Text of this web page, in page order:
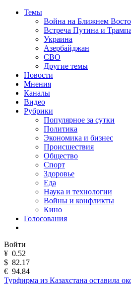
Темы
Война на Ближнем
Встреча Путина и
Украина
Азербайджан
СВО
Другие темы
Новости
Мнения
Каналы
Видео
Рубрики
Популярное за сутки
Политика
Экономика и бизнес
Происшествия
Общество
Спорт
Здоровье
Еда
Наука и технологии
Войны и конфликты
Кино
Голосования
Войти
¥ 0.52
$ 82.17
€ 94.84
Турфирма из Казахстана оставила